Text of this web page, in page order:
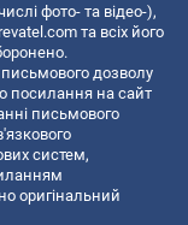
фото- та відео-),
та всіх його
дозволу
посилання на сайт
письмового
систем,
оригінальний